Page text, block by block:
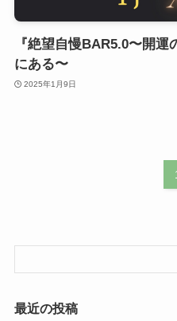
『絶望自慢BAR5.0〜開
にある〜
2025年1月9日
最近の投稿